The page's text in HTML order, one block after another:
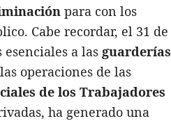
para con los
Cabe recordar, el 31 de
a las guarderías
operaciones de las
de los Trabajadores
ha generado una